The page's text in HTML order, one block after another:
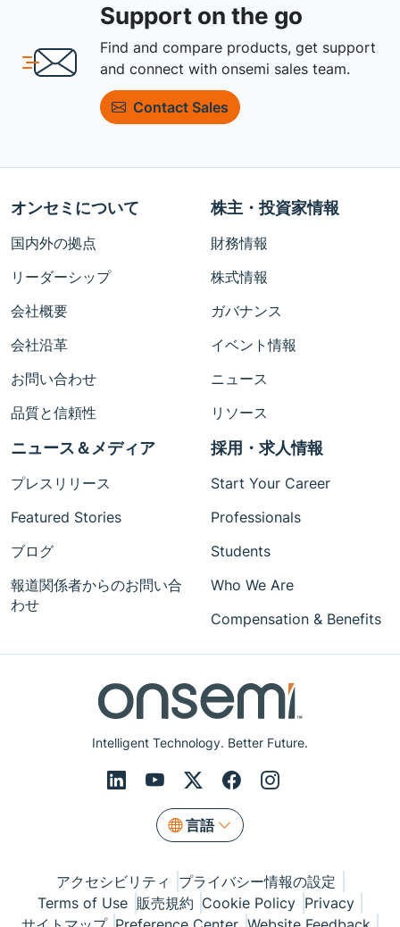
Support on the go
Find and compare products, get support
and connect with onsemi sales team.
Contact Sales
Intelligent Technology. Better Future.
言語
オンセミについて
国内外の拠点
リーダーシップ
会社概要
会社沿革
お問い合わせ
品質と信頼性
株主・投資家情報
財務情報
株式情報
ガバナンス
イベント情報
ニュース
リソース
ニュース＆メディア
プレスリリース
Featured Stories
ブログ
報道関係者からのお問い合
わせ
採用・求人情報
Start Your Career
Professionals
Students
Who We Are
Compensation & Benefits
アクセシビリティ
プライバシー情報の設定
Terms of Use 販売規約 Cookie Policy Privacy